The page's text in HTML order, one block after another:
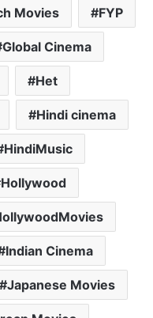
Movies FYP
Global Cinema
Het
Hindi cinema
HindiMusic
Hollywood
Indian Cinema
Japanese Movies